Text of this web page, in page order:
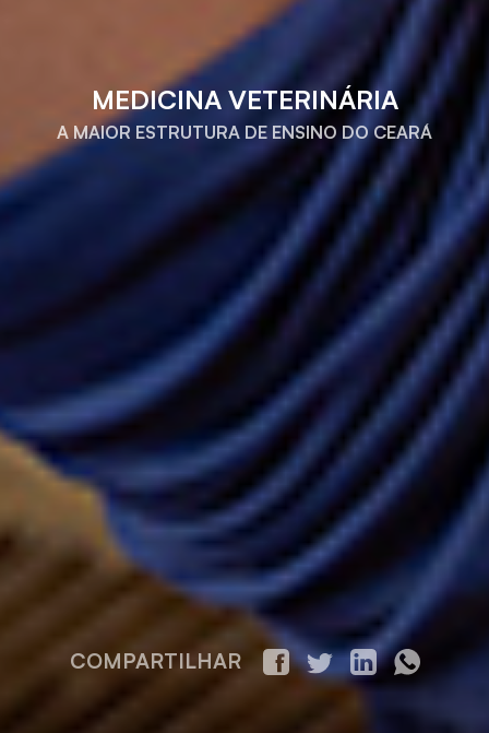
MEDICINA VETERINÁRIA
A MAIOR ESTRUTURA DE ENSINO DO CEARÁ
COMPARTILHAR